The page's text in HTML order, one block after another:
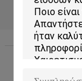
Σπίτι|